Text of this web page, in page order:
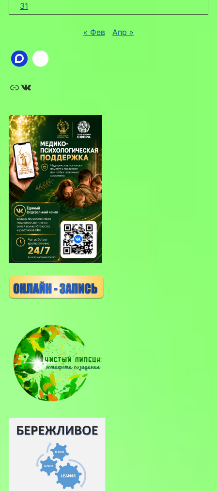
31
« Фев Апр »
Ссылка